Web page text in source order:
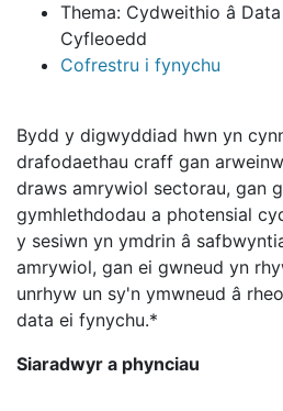
Thema: Cydweithio â Data
Cyfleoedd
Cofrestru i fynychu
Bydd y digwyddiad hwn yn
drafodaethau craff gan
draws amrywiol sectorau, gan
gymhlethdodau a photensial
y sesiwn yn ymdrin â
amrywiol, gan ei gwneud yn
unrhyw un sy'n ymwneud â
data ei fynychu.*
Siaradwyr a phynciau